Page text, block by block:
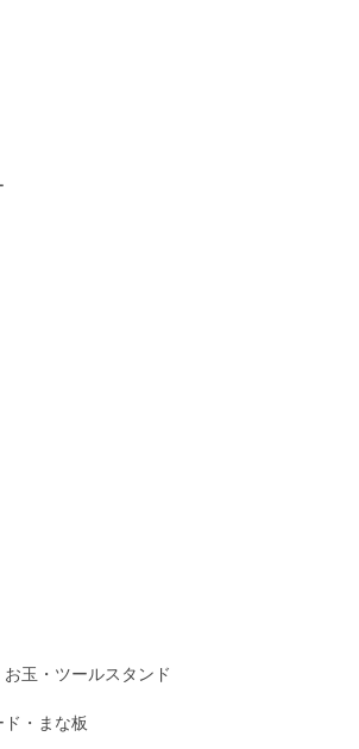
玉・ツールスタンド
・まな板